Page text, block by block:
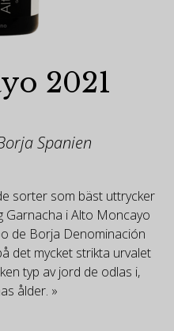
2021
Spanien
sorter som bäst uttrycker
Garnacha i Alto Moncayo
de Borja Denominación
det mycket strikta urvalet
typ av jord de odlas i,
ålder. »